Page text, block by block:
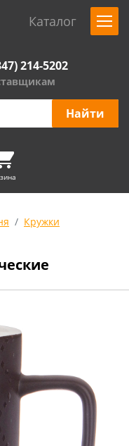
Каталог
214-5202
Кружки